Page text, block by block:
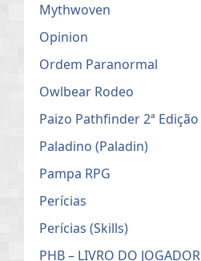
Mythwoven
Opinion
Ordem Paranormal
Owlbear Rodeo
Paizo Pathfinder 2ª Edição
Paladino (Paladin)
Pampa RPG
Perícias
Perícias (Skills)
PHB – LIVRO DO JOGADOR